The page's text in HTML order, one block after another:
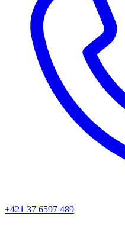
+421 37 6597 489